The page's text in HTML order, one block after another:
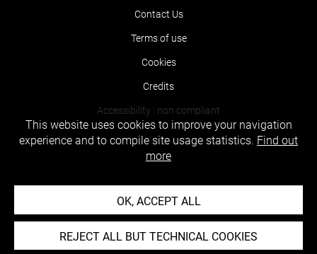
Contact Us
Terms of use
Cookies
Credits
Accessibility : non compliant
This website uses cookies to improve your navigation
experience and to compile site usage statistics. Find out
more
OK, ACCEPT ALL
REJECT ALL BUT TECHNICAL COOKIES